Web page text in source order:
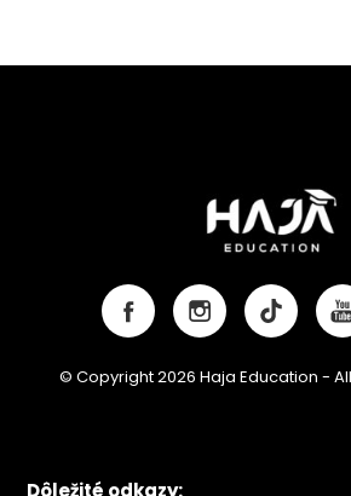
© Copyright 2026 Haja Education -
Dôležité odkazy: